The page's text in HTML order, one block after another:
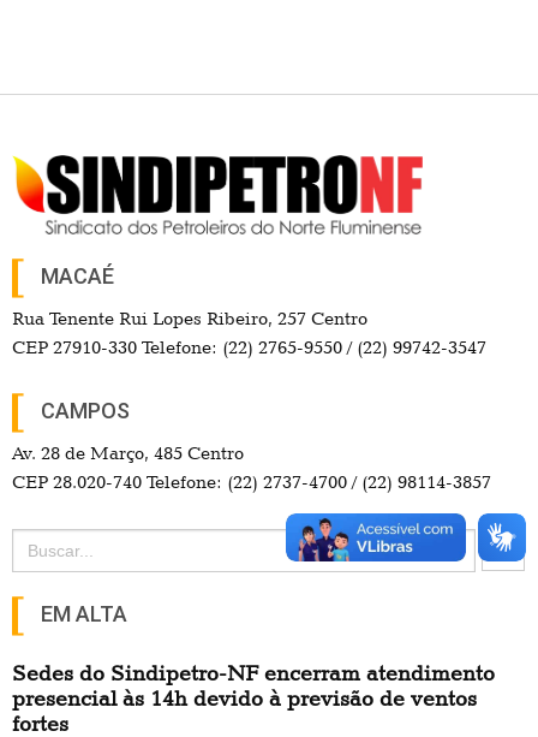
MACAÉ
Rua Tenente Rui Lopes Ribeiro, 257 Centro
CEP 27910-330 Telefone: (22) 2765-9550 / (22) 99742-3547
CAMPOS
Av. 28 de Março, 485 Centro
CEP 28.020-740 Telefone: (22) 2737-4700 / (22) 98114-3857
Search
for:
Search Button
EM ALTA
Sedes do Sindipetro-NF encerram atendimento
presencial às 14h devido à previsão de ventos
fortes